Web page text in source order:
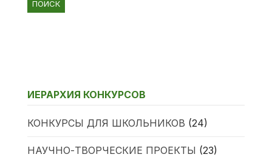
ИЕРАРХИЯ КОНКУРСОВ
КОНКУРСЫ ДЛЯ ШКОЛЬНИКОВ (24)
НАУЧНО-ТВОРЧЕСКИЕ ПРОЕКТЫ (23)